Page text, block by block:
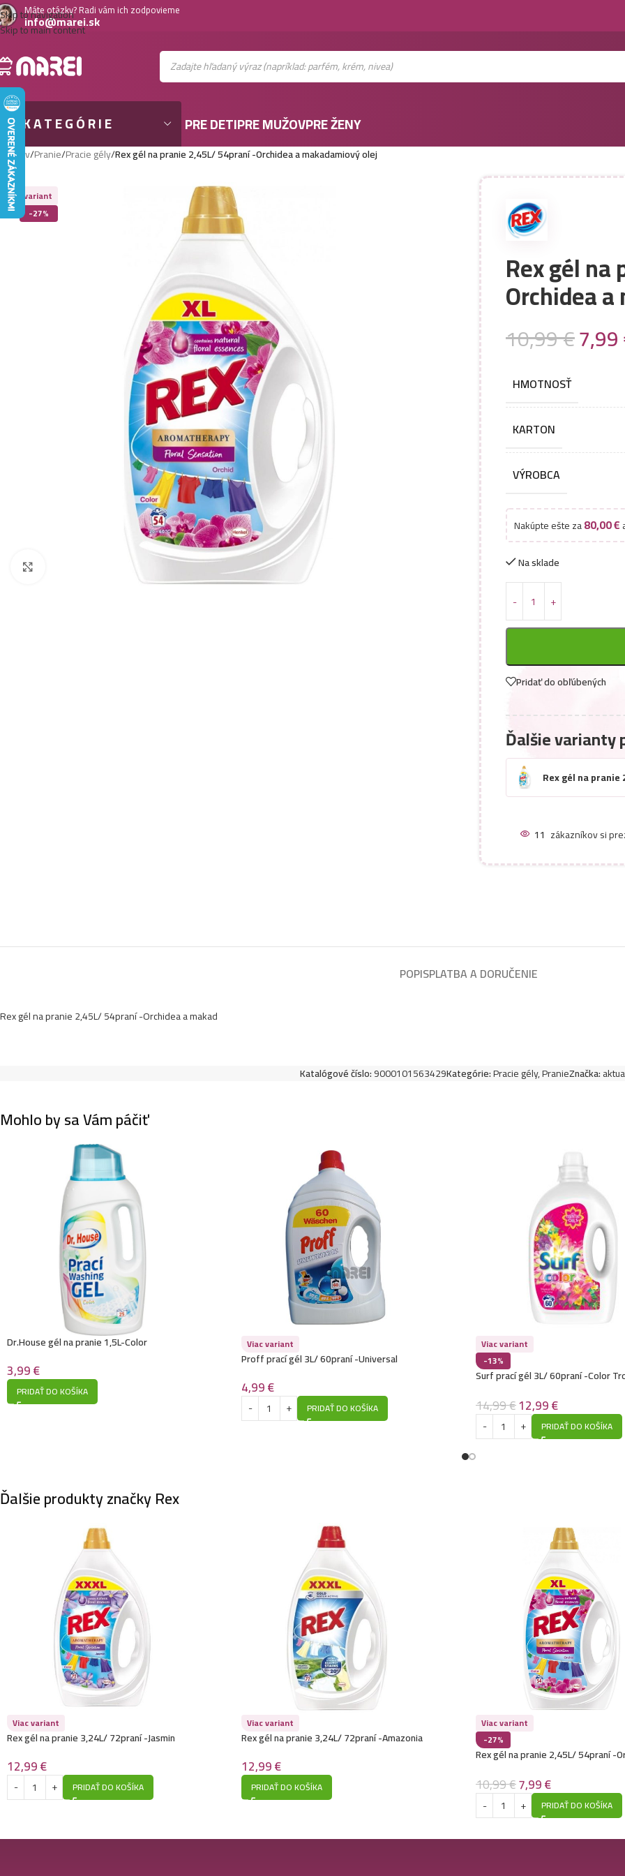
Skip to navigation
Skip to main content
Máte otázky? Radi vám ich zodpovieme
info@marei.sk
KATEGÓRIE PRE DETIPRE MUŽOVPRE ŽENY
Domov/Pranie/Pracie gély/Rex gél na pranie 2,45L/ 54praní -Orchidea a makadamiový olej
-27%
Viac variant
Zobraziť väčší obrázok
Rex gél
Orchidea
10,99€7,99
HMOTNOSŤ
KARTON
VÝROBCA
Nakúpte ešte za80,00€
Na sklade
Pridať do obľúbených
Ďalšie varianty
Rex gél na
11 zákazníkov si
POPISPLATBA A DORUČENIE
Rex gél na pranie 2,45L/ 54praní -Orchidea a makad
Katalógové číslo:9000101563429Kategórie:Pracie gély,PranieZnačka:
Mohlo by sa Vám páčiť
Dr.House gél na pranie 1,5L-Color
3,99€
PRIDAŤ DO KOŠÍKA
Viac variant
Proff prací gél 3L/ 60praní -Universal
4,99€
PRIDAŤ DO KOŠÍKA
-13%
Viac variant
Surf prací gél 3L/ 60praní -Color
14,99€12,99€
PRIDAŤ DO KOŠÍKA
Ďalšie produkty značky Rex
Viac variant
Rex gél na pranie 3,24L/ 72praní -Jasmin
12,99€
PRIDAŤ DO KOŠÍKA
Viac variant
Rex gél na pranie 3,24L/ 72praní -Amazonia
12,99€
PRIDAŤ DO KOŠÍKA
-27%
Viac variant
Rex gél na pranie 2,45L/ 54praní -
10,99€7,99€
PRIDAŤ DO KOŠÍKA